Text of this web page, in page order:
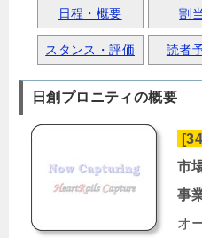
日程・概要 割当
スタンス・評価 読者
日創プロニティの概要
市
事
オ